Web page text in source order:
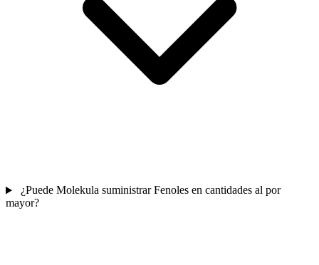
¿Puede Molekula suministrar Fenoles en cantidades al por
mayor?